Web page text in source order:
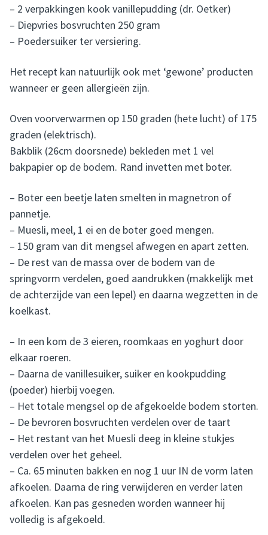
– 2 verpakkingen kook vanillepudding (dr. Oetker)
– Diepvries bosvruchten 250 gram
– Poedersuiker ter versiering.
Het recept kan natuurlijk ook met ‘gewone’ producten
wanneer er geen allergieën zijn.
Oven voorverwarmen op 150 graden (hete lucht) of 175
graden (elektrisch).
Bakblik (26cm doorsnede) bekleden met 1 vel
bakpapier op de bodem. Rand invetten met boter.
– Boter een beetje laten smelten in magnetron of
pannetje.
– Muesli, meel, 1 ei en de boter goed mengen.
– 150 gram van dit mengsel afwegen en apart zetten.
– De rest van de massa over de bodem van de
springvorm verdelen, goed aandrukken (makkelijk met
de achterzijde van een lepel) en daarna wegzetten in de
koelkast.
– In een kom de 3 eieren, roomkaas en yoghurt door
elkaar roeren.
– Daarna de vanillesuiker, suiker en kookpudding
(poeder) hierbij voegen.
– Het totale mengsel op de afgekoelde bodem storten.
– De bevroren bosvruchten verdelen over de taart
– Het restant van het Muesli deeg in kleine stukjes
verdelen over het geheel.
– Ca. 65 minuten bakken en nog 1 uur IN de vorm laten
afkoelen. Daarna de ring verwijderen en verder laten
afkoelen. Kan pas gesneden worden wanneer hij
volledig is afgekoeld.